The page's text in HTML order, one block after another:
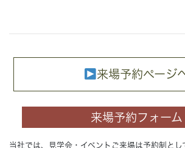
来場予約ページ
来場予約フォーム
当社では、見学会・イベントご来場は予約制とし